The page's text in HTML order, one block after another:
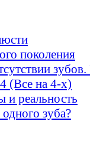
поколения
(Все на 4-х)
реальность
зуба?